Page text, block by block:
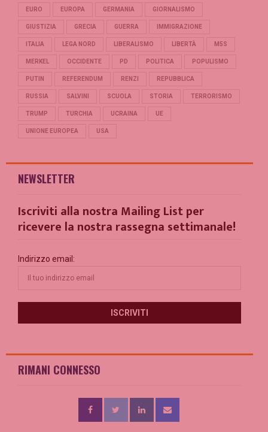
EURO EUROPA GERMANIA GIORNALISMO
GIUSTIZIA GRECIA GUERRA IMMIGRAZIONE
ITALIA LEGA NORD LIBERALISMO LIBERTÀ M5S
MERKEL OCCIDENTE PD POLITICA POPULISMO
PUTIN REFERENDUM RENZI REPUBBLICA
RUSSIA SALVINI SCUOLA STORIA TERRORISMO
TRUMP TURCHIA UCRAINA UE
UNIONE EUROPEA USA
NEWSLETTER
Iscriviti alla nostra Mailing List per
ricevere la nostra rassegna settimanale!
Indirizzo email:
RIMANI CONNESSO